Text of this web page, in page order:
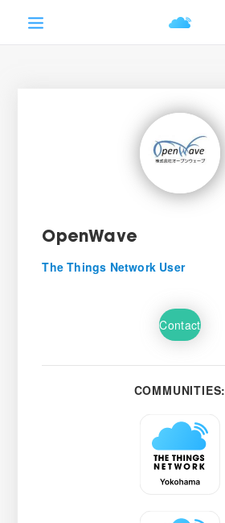
OpenWave
The Things Network User
Contact
COMMUNITIES: